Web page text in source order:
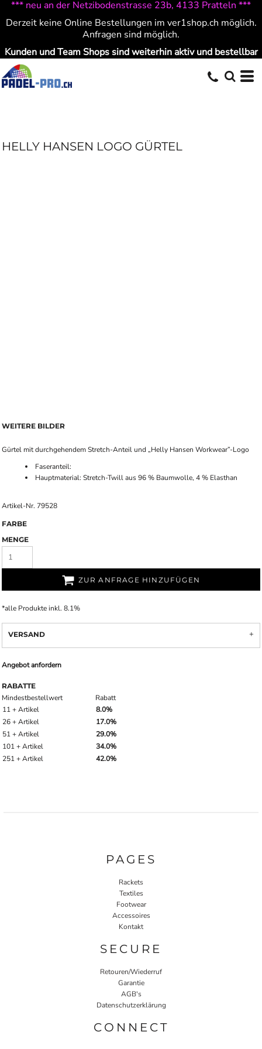
*** neu an der Netzibodenstrasse 23b, 4133 Pratteln ***
Derzeit keine Online Bestellungen im ver1shop.ch möglich.
Anfragen sind möglich.
Kunden und Team Shops sind weiterhin aktiv und bestellbar
HELLY HANSEN LOGO GÜRTEL
WEITERE BILDER
Gürtel mit durchgehendem Stretch-Anteil und „Helly Hansen Workwear”-Logo
Faseranteil:
Hauptmaterial: Stretch-Twill aus 96 % Baumwolle, 4 % Elasthan
Artikel-Nr. 79528
FARBE
MENGE
ZUR ANFRAGE HINZUFÜGEN
*alle Produkte inkl. 8.1%
VERSAND
Angebot anfordern
RABATTE
Mindestbestellwert
Rabatt
11 + Artikel
8.0%
26 + Artikel
17.0%
51 + Artikel
29.0%
101 + Artikel
34.0%
251 + Artikel
42.0%
PAGES
Rackets
Textiles
Footwear
Accessoires
Kontakt
SECURE
Retouren/Wiederruf
Garantie
AGB's
Datenschutzerklärung
CONNECT